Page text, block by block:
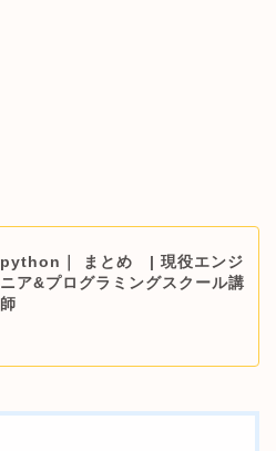
python｜ まとめ | 現役エンジ
ニア&プログラミングスクール講
師